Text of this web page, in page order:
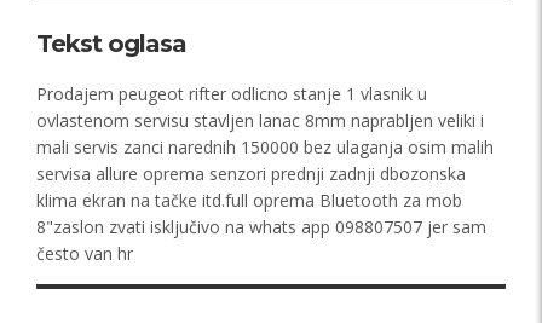
Tekst oglasa
Prodajem peugeot rifter odlicno stanje 1 vlasnik u
ovlastenom servisu stavljen lanac 8mm naprabljen veliki i
mali servis zanci narednih 150000 bez ulaganja osim malih
servisa allure oprema senzori prednji zadnji dbozonska
klima ekran na tačke itd.full oprema Bluetooth za mob
8"zaslon zvati isključivo na whats app 098807507 jer sam
često van hr